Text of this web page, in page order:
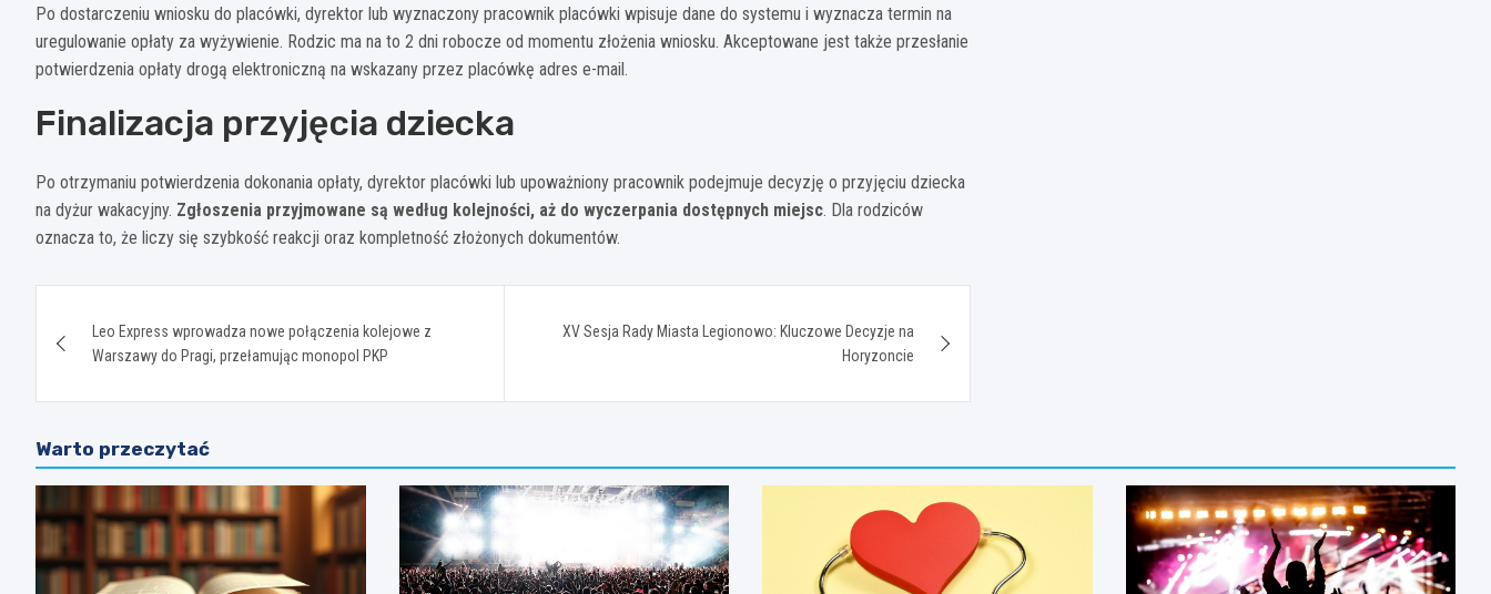
Po dostarczeniu wniosku do placówki, dyrektor lub wyznaczony pracownik placówki wpisuje dane do systemu i wyznacza termin na
uregulowanie opłaty za wyżywienie. Rodzic ma na to 2 dni robocze od momentu złożenia wniosku. Akceptowane jest także przesłanie
potwierdzenia opłaty drogą elektroniczną na wskazany przez placówkę adres e-mail.
Finalizacja przyjęcia dziecka
Po otrzymaniu potwierdzenia dokonania opłaty, dyrektor placówki lub upoważniony pracownik podejmuje decyzję o przyjęciu dziecka
na dyżur wakacyjny. Zgłoszenia przyjmowane są według kolejności, aż do wyczerpania dostępnych miejsc. Dla rodziców
oznacza to, że liczy się szybkość reakcji oraz kompletność złożonych dokumentów.
wpisuLeo Express wprowadza nowe połączenia kolejowe z
Warszawy do Pragi, przełamując monopol PKP
XV Sesja Rady Miasta Legionowo: Kluczowe Decyzje na
Horyzoncie
Warto przeczytać